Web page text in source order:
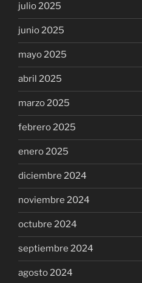
julio 2025
junio 2025
mayo 2025
abril 2025
marzo 2025
febrero 2025
enero 2025
diciembre 2024
noviembre 2024
octubre 2024
septiembre 2024
agosto 2024